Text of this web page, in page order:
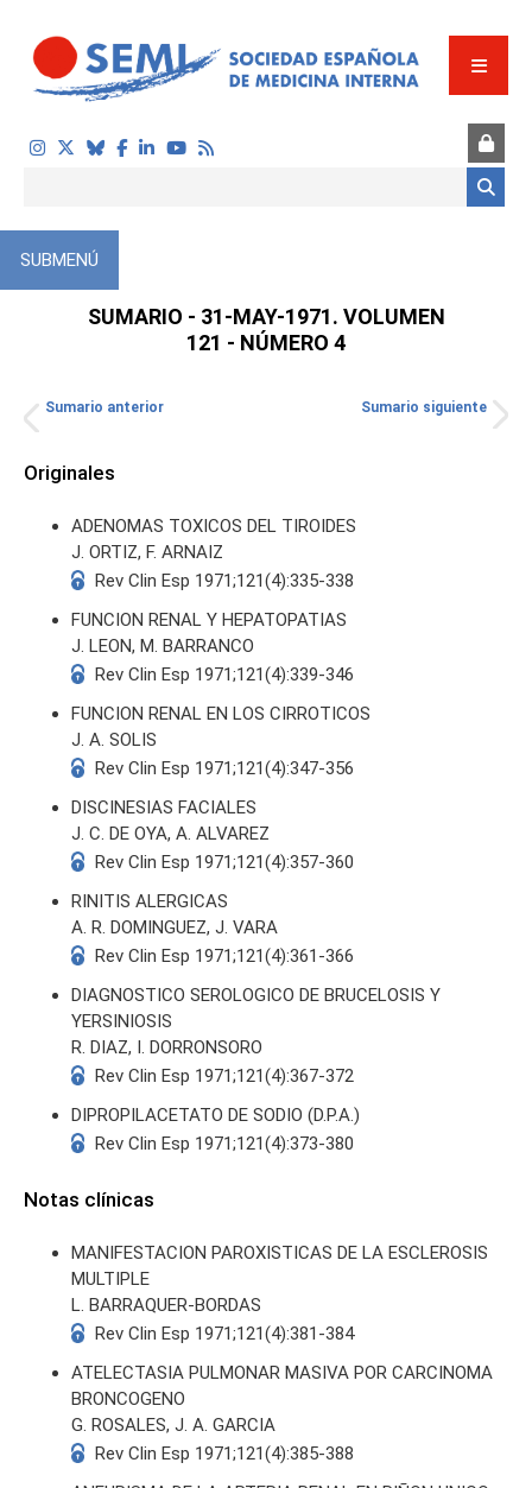
SUMARIO - 31-MAY-1971. VOLUMEN
121 - NÚMERO 4
SUBMENÚ
Sumario anterior Sumario siguiente
Originales
ADENOMAS TOXICOS DEL TIROIDES
J. ORTIZ, F. ARNAIZ
Rev Clin Esp 1971;121(4):335-338
FUNCION RENAL Y HEPATOPATIAS
J. LEON, M. BARRANCO
Rev Clin Esp 1971;121(4):339-346
FUNCION RENAL EN LOS CIRROTICOS
J. A. SOLIS
Rev Clin Esp 1971;121(4):347-356
DISCINESIAS FACIALES
J. C. DE OYA, A. ALVAREZ
Rev Clin Esp 1971;121(4):357-360
RINITIS ALERGICAS
A. R. DOMINGUEZ, J. VARA
Rev Clin Esp 1971;121(4):361-366
DIAGNOSTICO SEROLOGICO DE BRUCELOSIS Y
YERSINIOSIS
R. DIAZ, I. DORRONSORO
Rev Clin Esp 1971;121(4):367-372
DIPROPILACETATO DE SODIO (D.P.A.)
Rev Clin Esp 1971;121(4):373-380
Notas clínicas
MANIFESTACION PAROXISTICAS DE LA ESCLEROSIS
MULTIPLE
L. BARRAQUER-BORDAS
Rev Clin Esp 1971;121(4):381-384
ATELECTASIA PULMONAR MASIVA POR CARCINOMA
BRONCOGENO
G. ROSALES, J. A. GARCIA
Rev Clin Esp 1971;121(4):385-388